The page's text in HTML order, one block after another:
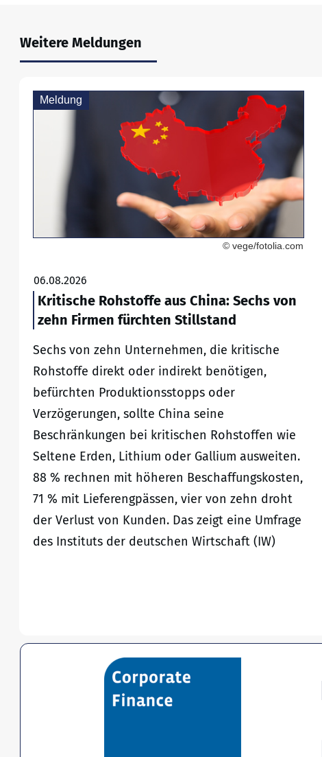
Weitere Meldungen
Meldung
© vege/fotolia.com
06.08.2026
Kritische Rohstoffe aus China: Sechs von
zehn Firmen fürchten Stillstand
Sechs von zehn Unternehmen, die kritische
Rohstoffe direkt oder indirekt benötigen,
befürchten Produktionsstopps oder
Verzögerungen, sollte China seine
Beschränkungen bei kritischen Rohstoffen wie
Seltene Erden, Lithium oder Gallium ausweiten.
88 % rechnen mit höheren Beschaffungskosten,
71 % mit Lieferengpässen, vier von zehn droht
der Verlust von Kunden. Das zeigt eine Umfrage
des Instituts der deutschen Wirtschaft (IW)